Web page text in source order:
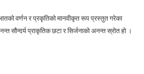
वर्णन र प्रकृतिको मानवीकृत रूप प्रस्तुत गरेका
सौन्दर्य प्राकृतिक छटा र सिर्जनाको अनन्त स्रोत हो ।